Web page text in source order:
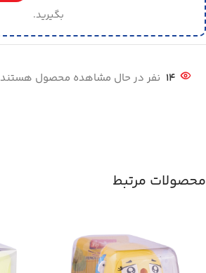
بگیرید.
14 نفر در حال مشاهده محصول هستند
محصولات مرتبط